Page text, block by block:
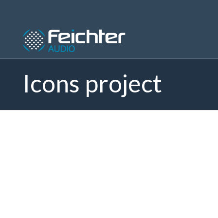
Icons project